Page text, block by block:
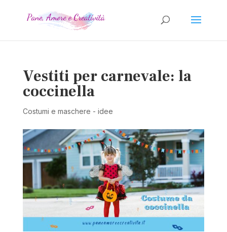
Vestiti per carnevale: la
coccinella
Costumi e maschere - idee